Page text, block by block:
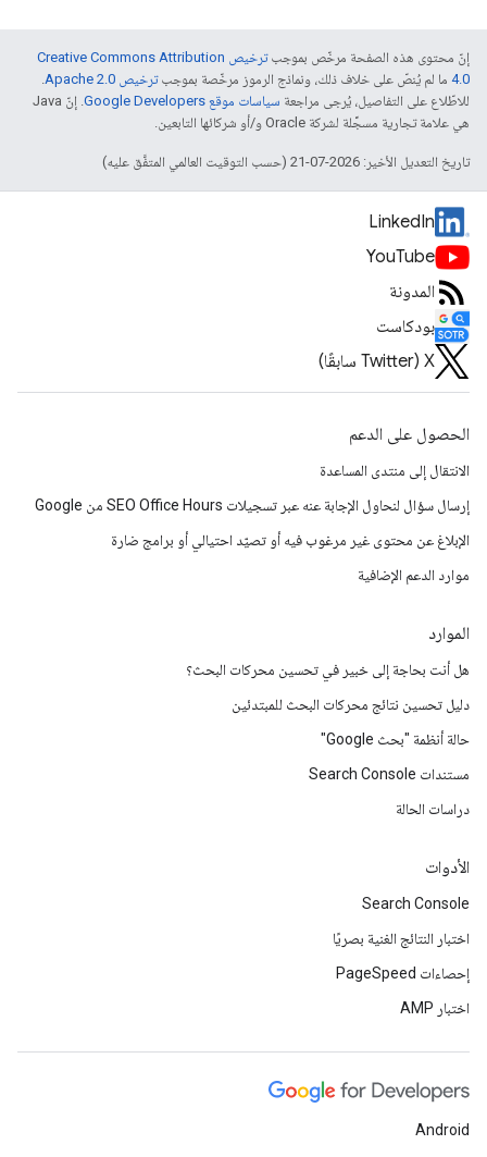
إنّ محتوى هذه الصفحة مرخّص بموجب
ترخيص Creative Commons Attribution
4.0‏ ما لم يُنصّ على خلاف ذلك، ونماذج الرموز مرخّصة بموجبترخيص Apache 2.0‏
.
للاطّلاع على التفاصيل، يُرجى مراجعة سياسات موقع Google Developers‏
. إنّ Java
هي علامة تجارية مسجَّلة لشركة Oracle و/أو شركائها التابعين.
تاريخ التعديل الأخير: 2026-07-21 (حسب التوقيت العالمي المتفَّق عليه)
LinkedIn
YouTube
المدونة
بودكاست
‫X ‏(Twitter سابقًا)
الحصول على الدعم
الانتقال إلى منتدى المساعدة
إرسال سؤال لنحاول الإجابة عنه عبر تسجيلات SEO Office Hours من Google
الإبلاغ عن محتوى غير مرغوب فيه أو تصيّد احتيالي أو برامج ضارة
موارد الدعم الإضافية
الموارد
هل أنت بحاجة إلى خبير في تحسين محركات البحث؟
دليل تحسين نتائج محركات البحث للمبتدئين
حالة أنظمة "بحث Google"
مستندات Search Console
دراسات الحالة
الأدوات
Search Console
اختبار النتائج الغنية بصريًا
إحصاءات PageSpeed
اختبار AMP
Android